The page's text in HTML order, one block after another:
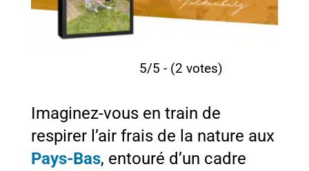
5/5 - (2 votes)
Imaginez-vous en train de
respirer l’air frais de la nature aux
Pays-Bas, entouré d’un cadre